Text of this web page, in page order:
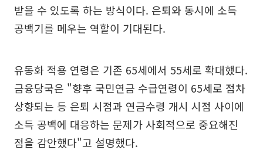
받을 수 있도록 하는 방식이다. 은퇴와 동시에 소득
공백기를 메우는 역할이 기대된다.
유동화 적용 연령은 기존 65세에서 55세로 확대했다.
금융당국은 "향후 국민연금 수급연령이 65세로 점차
상향되는 등 은퇴 시점과 연금수령 개시 시점 사이에
소득 공백에 대응하는 문제가 사회적으로 중요해진
점을 감안했다"고 설명했다.